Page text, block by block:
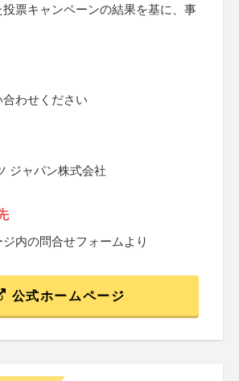
票キャンペーンの結果を基に、事
わせください
ジャパン株式会社
内の問合せフォームより
公式ホームページ